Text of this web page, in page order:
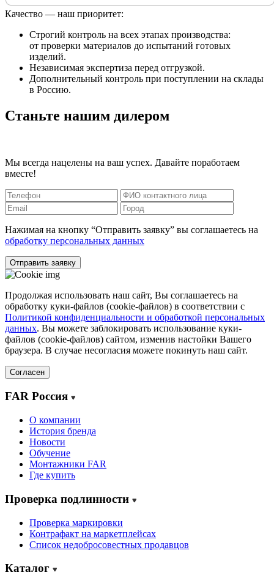
Качество — наш приоритет:
Строгий контроль на всех этапах производства:
от проверки материалов до испытаний готовых
изделий.
Независимая экспертиза перед отгрузкой.
Дополнительный контроль при поступлении на склады
в Россию.
Станьте нашим дилером
Мы всегда нацелены на ваш успех. Давайте поработаем
вместе!
Нажимая на кнопку “Отправить заявку” вы соглашаетесь на
обработку персональных данных
Отправить заявку
Продолжая использовать наш сайт, Вы соглашаетесь на
обработку куки-файлов (cookie-файлов) в соответствии с
Политикой конфиденциальности и обработкой персональных
данных. Вы можете заблокировать использование куки-
файлов (cookie-файлов) сайтом, изменив настойки Вашего
браузера. В случае несогласия можете покинуть наш сайт.
Согласен
FAR Россия
О компании
История бренда
Новости
Обучение
Монтажники FAR
Где купить
Проверка подлинности
Проверка маркировки
Контрафакт на маркетплейсах
Cписок недобросовестных продавцов
Каталог